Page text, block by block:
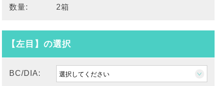
数量: 2箱
【左目】の選択
BC/DIA: